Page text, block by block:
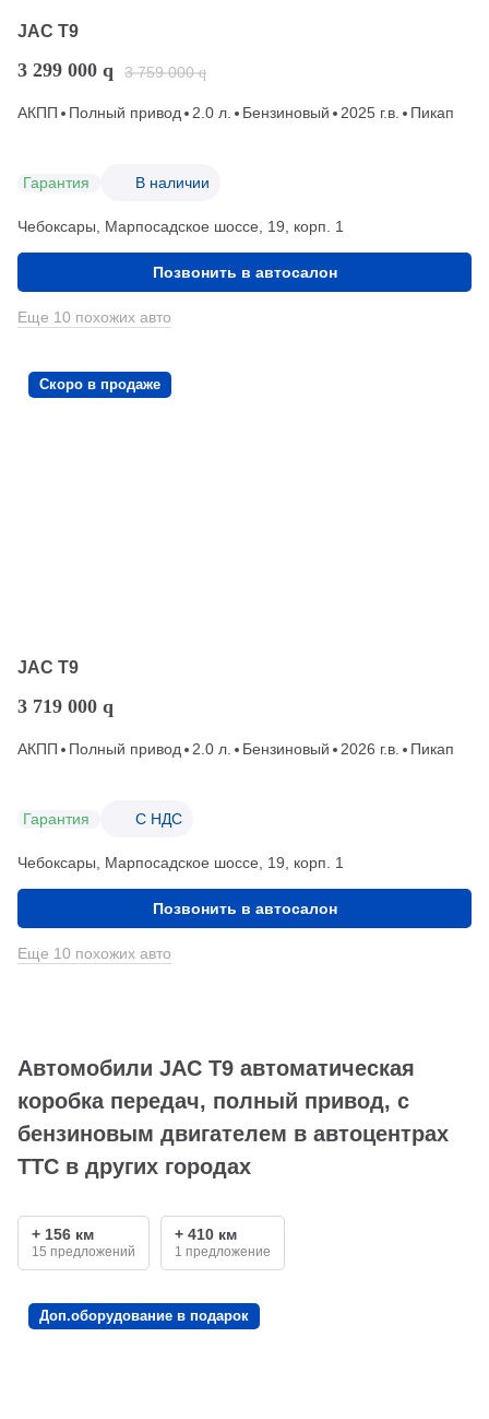
JAC T9
3 299 000 q 3 759 000 q
АКПП Полный привод 2.0 л. Бензиновый 2025 г.в. Пикап
Гарантия В наличии
Чебоксары, Марпосадское шоссе, 19, корп. 1
Позвонить в автосалон
Еще 10 похожих авто
Скоро в продаже
JAC T9
3 719 000 q
АКПП Полный привод 2.0 л. Бензиновый 2026 г.в. Пикап
Гарантия С НДС
Чебоксары, Марпосадское шоссе, 19, корп. 1
Позвонить в автосалон
Еще 10 похожих авто
Автомобили JAC T9 автоматическая
коробка передач, полный привод, с
бензиновым двигателем в автоцентрах
ТТС в других городах
+ 156 км
15 предложений
+ 410 км
1 предложение
Доп.оборудование в подарок